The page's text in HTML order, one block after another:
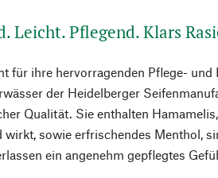
Leicht. Pflegend. Klars
für ihre hervorragenden Pflege- und
der Heidelberger
Qualität. Sie enthalten
wirkt, sowie erfrischendes Menthol,
ein angenehm gepflegtes